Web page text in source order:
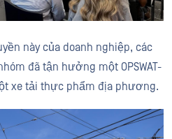
này của doanh nghiệp, các
đã tận hưởng một OPSWAT-
xe tải thực phẩm địa phương.